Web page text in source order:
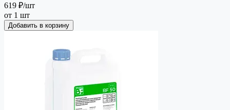
619 ₽/шт
от 1 шт
Добавить в корзину